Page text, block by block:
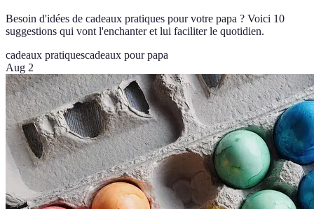
Besoin d'idées de cadeaux pratiques pour votre papa ? Voici 10
suggestions qui vont l'enchanter et lui faciliter le quotidien.
cadeaux pratiquescadeaux pour papa
Aug 2